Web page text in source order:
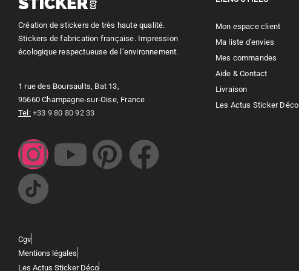
Création de stickers de très haute qualité.
Stickers de fabrication française. Impression
écologique respectueuse de l’environnement.
1 rue des Boursaults, Bat 13,
95660 Champagne-sur-Oise, France
Tel: +33 9 80 80 92 33
Mon espace client
Ma liste d'envies
Mes commandes
Aide & Contact
Livraison
Les Actus Sticker Déco
Cgv
Mentions légales
Les Actus Sticker Déco